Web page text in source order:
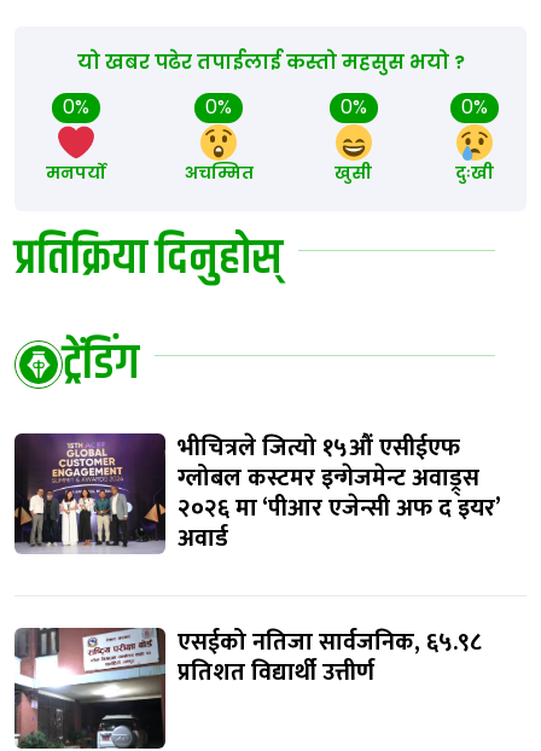
यो खबर पढेर तपाईलाई कस्तो महसुस भयो ?
0%
मनपर्यो
0%
अचम्मित
0%
खुसी
0%
दुःखी
प्रतिक्रिया दिनुहोस्
ट्रेंडिंग
भीचित्रले जित्यो १५औं एसीईएफ
ग्लोबल कस्टमर इन्गेजमेन्ट अवाड्र्स
२०२६ मा ‘पीआर एजेन्सी अफ द इयर’
अवार्ड
एसईको नतिजा सार्वजनिक, ६५.९८
प्रतिशत विद्यार्थी उत्तीर्ण